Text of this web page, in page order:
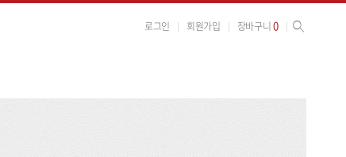
로그인 회원가입 장바구니0 사이트 검색